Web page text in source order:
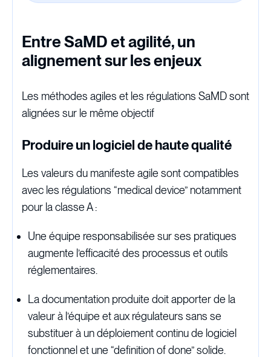
Entre SaMD et agilité, un
alignement sur les enjeux
Les méthodes agiles et les régulations SaMD sont
alignées sur le même objectif
Produire un logiciel de haute qualité
Les valeurs du manifeste agile sont compatibles
avec les régulations “medical device” notamment
pour la classe A :
Une équipe responsabilisée sur ses pratiques
augmente l’efficacité des processus et outils
réglementaires.
La documentation produite doit apporter de la
valeur à l’équipe et aux régulateurs sans se
substituer à un déploiement continu de logiciel
fonctionnel et une “definition of done” solide.